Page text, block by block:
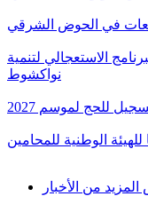
في الحوض الشرقي
الاستعجالي لتنمية
نواكشوط
للحج لموسم 2027
الوطنية للمحامين